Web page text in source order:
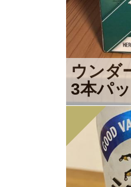
ウンダ
3本パ